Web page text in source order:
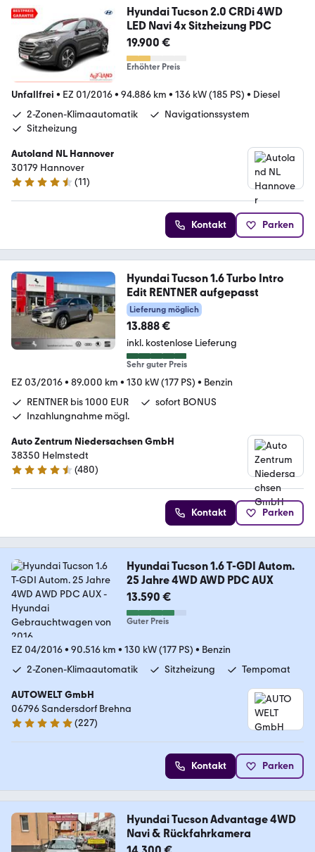
Hyundai Tucson 2.0 CRDi 4WD
LED Navi 4x Sitzheizung PDC
19.900 €
Erhöhter Preis
Unfallfrei • EZ 01/2016• 94.886 km • 136 kW (185 PS) • Diesel
2-Zonen-Klimaautomatik
Navigationssystem
Sitzheizung
Autoland NL Hannover
30179 Hannover
4.7 Sterne
(11)
Kontakt Parken
Hyundai Tucson 1.6 Turbo Intro
Edit RENTNER aufgepasst
Lieferung möglich
13.888 €
inkl. kostenlose Lieferung
Sehr guter Preis
EZ 03/2016• 89.000 km • 130 kW (177 PS) • Benzin
RENTNER bis 1000 EUR
sofort BONUS
Inzahlungnahme mögl.
Auto Zentrum Niedersachsen GmbH
38350 Helmstedt
4.5 Sterne
(480)
Kontakt Parken
Hyundai Tucson 1.6 T-GDI Autom.
25 Jahre 4WD AWD PDC AUX
13.590 €
Guter Preis
EZ 04/2016• 90.516 km • 130 kW (177 PS) • Benzin
2-Zonen-Klimaautomatik
Sitzheizung Tempomat
AUTOWELT GmbH
06796 Sandersdorf Brehna
4.8 Sterne
(227)
Kontakt Parken
Hyundai Tucson Advantage 4WD
Navi & Rückfahrkamera